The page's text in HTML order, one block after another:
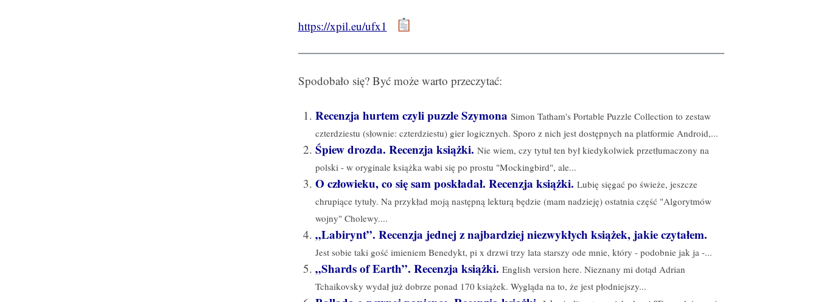
https://xpil.eu/ufx1
Spodobało się? Być może warto przeczytać:
Recenzja hurtem czyli puzzle Szymona Simon Tatham's Portable Puzzle Collection to zestaw
czterdziestu (słownie: czterdziestu) gier logicznych. Sporo z nich jest dostępnych na platformie Android,...
Śpiew drozda. Recenzja książki. Nie wiem, czy tytuł ten był kiedykolwiek przetłumaczony na
polski - w oryginale książka wabi się po prostu "Mockingbird", ale...
O człowieku, co się sam poskładał. Recenzja książki. Lubię sięgać po świeże, jeszcze
chrupiące tytuły. Na przykład moją następną lekturą będzie (mam nadzieję) ostatnia część "Algorytmów
wojny" Cholewy....
„Labirynt”. Recenzja jednej z najbardziej niezwykłych książek, jakie czytałem.
Jest sobie taki gość imieniem Benedykt, pi x drzwi trzy lata starszy ode mnie, który - podobnie jak ja -...
„Shards of Earth”. Recenzja książki. English version here. Nieznany mi dotąd Adrian
Tchaikovsky wydał już dobrze ponad 170 książek. Wygląda na to, że jest płodniejszy...